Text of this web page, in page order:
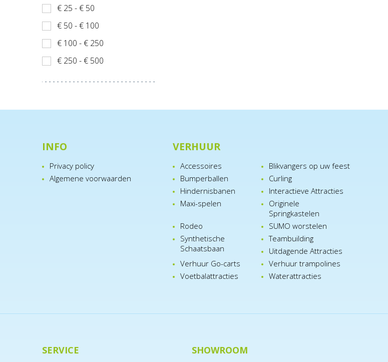
€ 25 - € 50
€ 50 - € 100
€ 100 - € 250
€ 250 - € 500
INFO
Privacy policy
Algemene voorwaarden
VERHUUR
Accessoires
Blikvangers op uw feest
Bumperballen
Curling
Hindernisbanen
Interactieve Attracties
Maxi-spelen
Originele
Springkastelen
Rodeo
SUMO worstelen
Synthetische
Schaatsbaan
Teambuilding
Uitdagende Attracties
Verhuur Go-carts
Verhuur trampolines
Voetbalattracties
Waterattracties
SERVICE SHOWROOM